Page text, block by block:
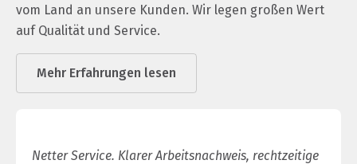
vom Land an unsere Kunden. Wir legen großen Wert
auf Qualität und Service.
Mehr Erfahrungen lesen
Netter Service. Klarer Arbeitsnachweis, rechtzeitige